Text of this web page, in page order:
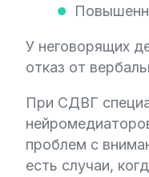
У неговорящих
отказ от
При СДВГ
проблем с
есть случаи,